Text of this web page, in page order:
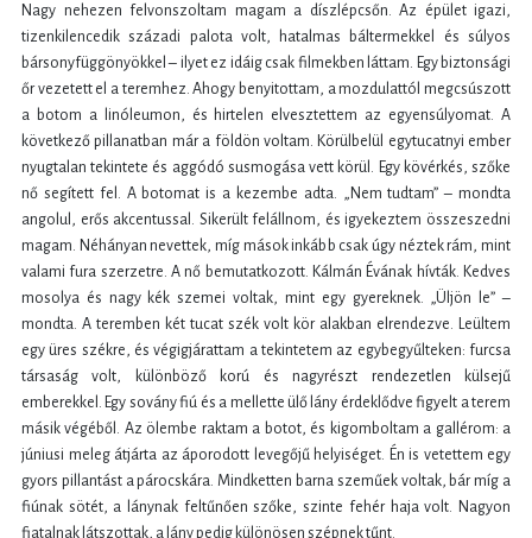
Nagy nehezen felvonszoltam magam a díszlépcsőn. Az épület igazi,
tizenkilencedik századi palota volt, hatalmas báltermekkel és súlyos
bársonyfüggönyökkel – ilyet ez idáig csak filmekben láttam. Egy biztonsági
őr vezetett el a teremhez. Ahogy benyitottam, a mozdulattól megcsúszott
a botom a linóleumon, és hirtelen elvesztettem az egyensúlyomat. A
következő pillanatban már a földön voltam. Körülbelül egytucatnyi ember
nyugtalan tekintete és aggódó susmogása vett körül. Egy kövérkés, szőke
nő segített fel. A botomat is a kezembe adta. „Nem tudtam” – mondta
angolul, erős akcentussal. Sikerült felállnom, és igyekeztem összeszedni
magam. Néhányan nevettek, míg mások inkább csak úgy néztek rám, mint
valami fura szerzetre. A nő bemutatkozott. Kálmán Évának hívták. Kedves
mosolya és nagy kék szemei voltak, mint egy gyereknek. „Üljön le” –
mondta. A teremben két tucat szék volt kör alakban elrendezve. Leültem
egy üres székre, és végigjárattam a tekintetem az egybegyűlteken: furcsa
társaság volt, különböző korú és nagyrészt rendezetlen külsejű
emberekkel. Egy sovány fiú és a mellette ülő lány érdeklődve figyelt a terem
másik végéből. Az ölembe raktam a botot, és kigomboltam a gallérom: a
júniusi meleg átjárta az áporodott levegőjű helyiséget. Én is vetettem egy
gyors pillantást a párocskára. Mindketten barna szeműek voltak, bár míg a
fiúnak sötét, a lánynak feltűnően szőke, szinte fehér haja volt. Nagyon
fiatalnak látszottak, a lány pedig különösen szépnek tűnt.